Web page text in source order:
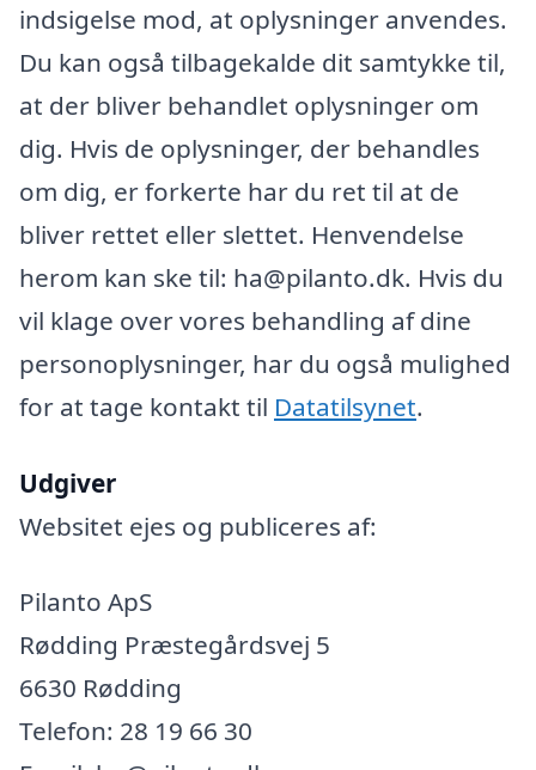
indsigelse mod, at oplysninger anvendes.
Du kan også tilbagekalde dit samtykke til,
at der bliver behandlet oplysninger om
dig. Hvis de oplysninger, der behandles
om dig, er forkerte har du ret til at de
bliver rettet eller slettet. Henvendelse
herom kan ske til: ha@pilanto.dk. Hvis du
vil klage over vores behandling af dine
personoplysninger, har du også mulighed
for at tage kontakt til Datatilsynet.
Udgiver
Websitet ejes og publiceres af:
Pilanto ApS
Rødding Præstegårdsvej 5
6630 Rødding
Telefon: 28 19 66 30